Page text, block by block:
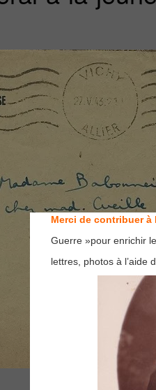
Merci de contribuer à
Guerre »pour enrichir
lettres, photos à l’aide